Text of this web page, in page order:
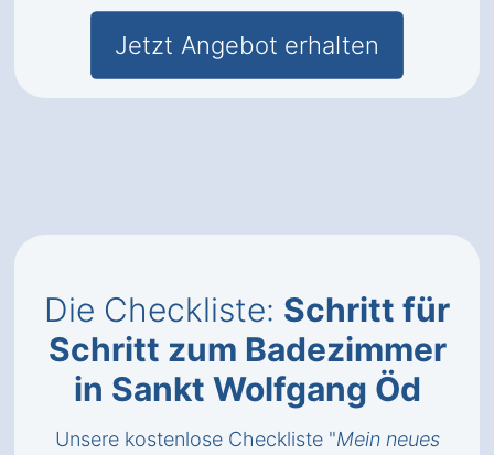
Jetzt Angebot erhalten
Die Checkliste: Schritt für
Schritt zum Badezimmer
in Sankt Wolfgang Öd
Unsere kostenlose Checkliste "Mein neues